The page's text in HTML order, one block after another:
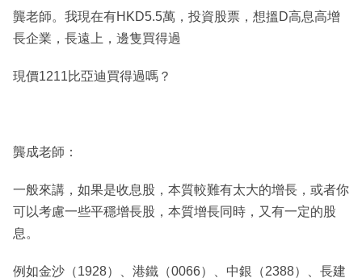
龔老師。我現在有HKD5.5萬，投資股票，想搵D高息高增
長企業，長遠上，邊隻買得過
現價1211比亞迪買得過嗎？
龔成老師：
一般來講，如果是收息股，本質較難有太大的增長，或者你
可以考慮一些平穩增長股，本質增長同時，又有一定的股
息。
例如金沙（1928）、港鐵（0066）、中銀（2388）、長建